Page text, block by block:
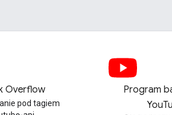
Overflow
pod tagiem
Program